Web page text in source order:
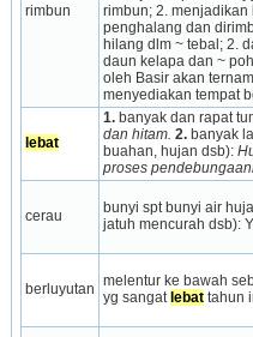
rimbun
rimbun; 2.
penghalang dan
hilang dlm ~ tebal; 2.
daun kelapa dan ~
oleh Basir akan
menyedia­kan tempat
lebat
1. banyak dan rapat
dan hitam. 2. banyak
buahan, hujan dsb):
proses
cerau bunyi spt bunyi air
jatuh mencurah dsb):
berluyutan melentur ke bawah
yg sangat lebat tahun